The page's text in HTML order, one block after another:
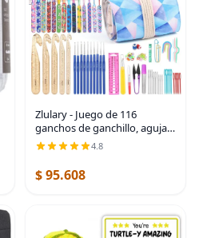
Zlulary - Juego de 116
ganchos de ganchillo, agujas
ergonómicas de ganchillo |
Crochet Hook Set with Case
Crochets Needle Accessories,
Crochet
4.8
$ 95.608